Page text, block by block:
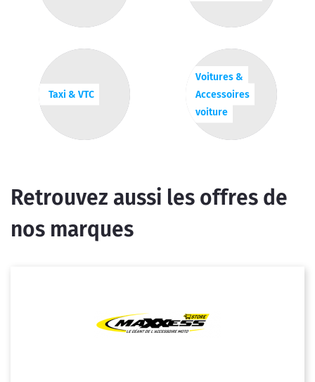
Taxi & VTC
Voitures &
Accessoires
voiture
Retrouvez aussi les offres de
nos marques